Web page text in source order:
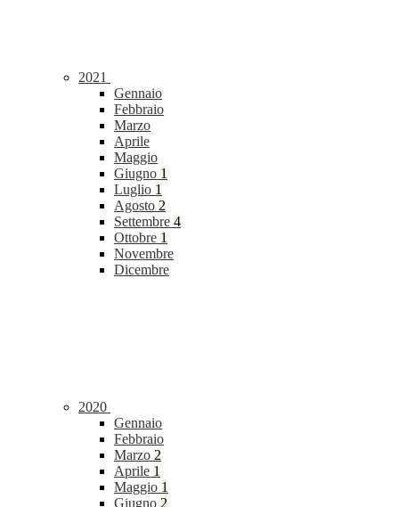
2021
Gennaio
Febbraio
Marzo
Aprile
Maggio
Giugno 1
Luglio 1
Agosto 2
Settembre 4
Ottobre 1
Novembre
Dicembre
2020
Gennaio
Febbraio
Marzo 2
Aprile 1
Maggio 1
Giugno 2